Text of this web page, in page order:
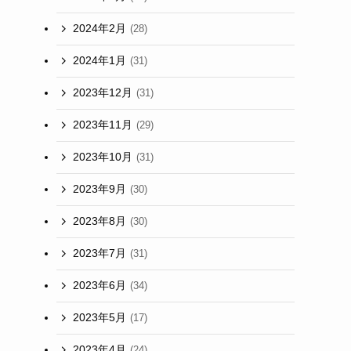
2024年2月 (28)
2024年1月 (31)
2023年12月 (31)
2023年11月 (29)
2023年10月 (31)
2023年9月 (30)
2023年8月 (30)
2023年7月 (31)
2023年6月 (34)
2023年5月 (17)